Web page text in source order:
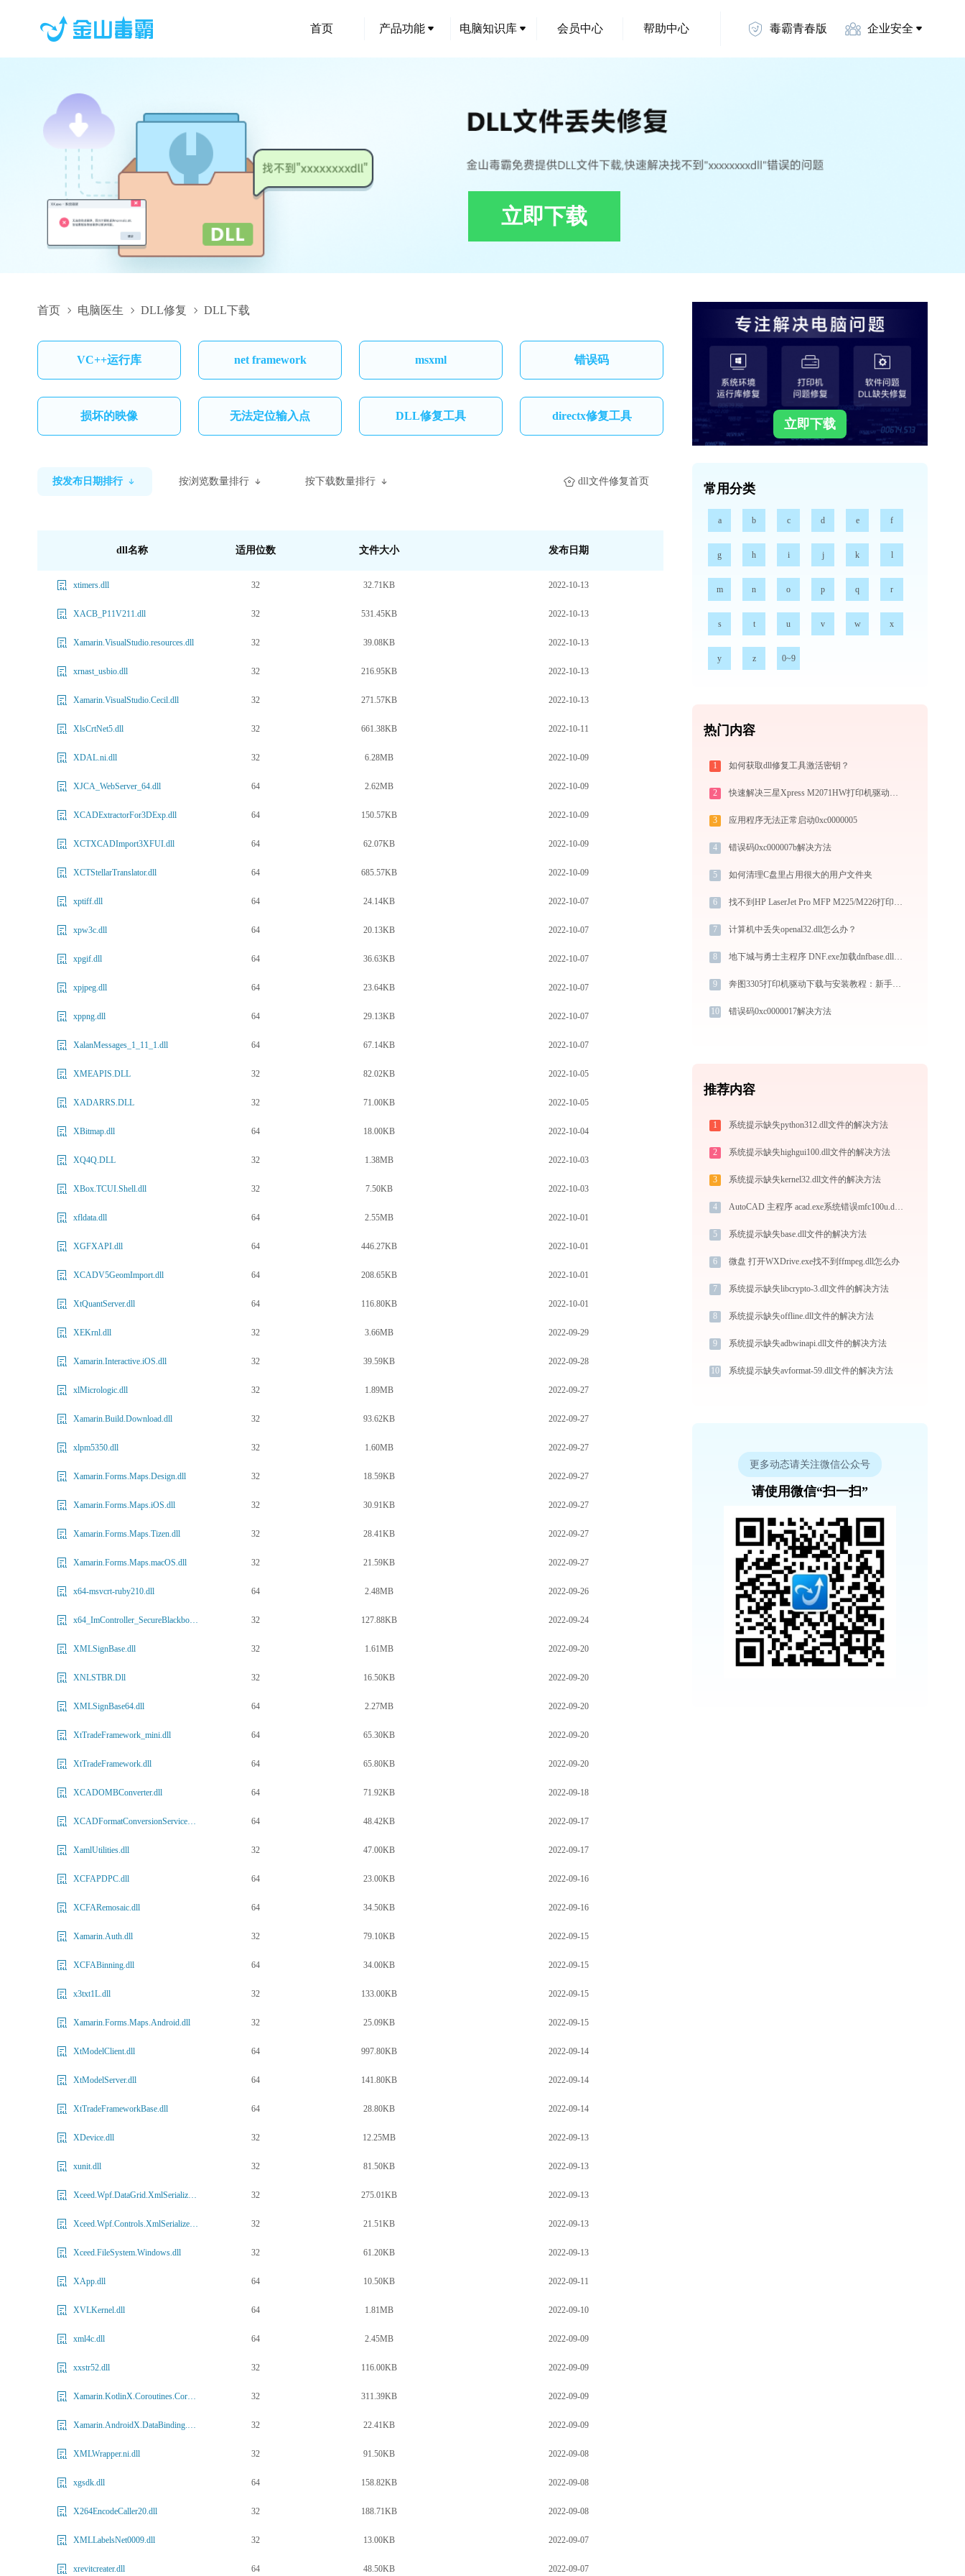
首页 产品功能 电脑知识库 会员中心 帮助中心 毒霸青春版 企业安全
立即下载
首页 电脑医生 DLL修复 DLL下载
VC++运行库 net framework msxml 错误码
损坏的映像 无法定位输入点 DLL修复工具 directx修复工具
按发布日期排行 按浏览数量排行 按下载数量排行 dll文件修复首页
dll名称 适用位数 文件大小 发布日期
xtimers.dll 32 32.71KB 2022-10-13
XACB_P11V211.dll 32 531.45KB 2022-10-13
Xamarin.VisualStudio.resources.dll 32 39.08KB 2022-10-13
xrnast_usbio.dll 32 216.95KB 2022-10-13
Xamarin.VisualStudio.Cecil.dll 32 271.57KB 2022-10-13
XlsCrtNet5.dll 32 661.38KB 2022-10-11
XDAL.ni.dll 32 6.28MB 2022-10-09
XJCA_WebServer_64.dll 64 2.62MB 2022-10-09
XCADExtractorFor3DExp.dll 64 150.57KB 2022-10-09
XCTXCADImport3XFUI.dll 64 62.07KB 2022-10-09
XCTStellarTranslator.dll 64 685.57KB 2022-10-09
xptiff.dll 64 24.14KB 2022-10-07
xpw3c.dll 64 20.13KB 2022-10-07
xpgif.dll 64 36.63KB 2022-10-07
xpjpeg.dll 64 23.64KB 2022-10-07
xppng.dll 64 29.13KB 2022-10-07
XalanMessages_1_11_1.dll 64 67.14KB 2022-10-07
XMEAPIS.DLL 32 82.02KB 2022-10-05
XADARRS.DLL 32 71.00KB 2022-10-05
XBitmap.dll 64 18.00KB 2022-10-04
XQ4Q.DLL 32 1.38MB 2022-10-03
XBox.TCUI.Shell.dll 32 7.50KB 2022-10-03
xfldata.dll 64 2.55MB 2022-10-01
XGFXAPI.dll 64 446.27KB 2022-10-01
XCADV5GeomImport.dll 64 208.65KB 2022-10-01
XtQuantServer.dll 64 116.80KB 2022-10-01
XEKrnl.dll 32 3.66MB 2022-09-29
Xamarin.Interactive.iOS.dll 32 39.59KB 2022-09-28
xlMicrologic.dll 32 1.89MB 2022-09-27
Xamarin.Build.Download.dll 32 93.62KB 2022-09-27
xlpm5350.dll 32 1.60MB 2022-09-27
Xamarin.Forms.Maps.Design.dll 32 18.59KB 2022-09-27
Xamarin.Forms.Maps.iOS.dll 32 30.91KB 2022-09-27
Xamarin.Forms.Maps.Tizen.dll 32 28.41KB 2022-09-27
Xamarin.Forms.Maps.macOS.dll 32 21.59KB 2022-09-27
x64-msvcrt-ruby210.dll 64 2.48MB 2022-09-26
x64_ImController_SecureBlackbox.SSLCommon_1.dll 32 127.88KB 2022-09-24
XMLSignBase.dll 32 1.61MB 2022-09-20
XNLSTBR.Dll 32 16.50KB 2022-09-20
XMLSignBase64.dll 64 2.27MB 2022-09-20
XtTradeFramework_mini.dll 64 65.30KB 2022-09-20
XtTradeFramework.dll 64 65.80KB 2022-09-20
XCADOMBConverter.dll 64 71.92KB 2022-09-18
XCADFormatConversionServices.dll 64 48.42KB 2022-09-17
XamlUtilities.dll 32 47.00KB 2022-09-17
XCFAPDPC.dll 64 23.00KB 2022-09-16
XCFARemosaic.dll 64 34.50KB 2022-09-16
Xamarin.Auth.dll 32 79.10KB 2022-09-15
XCFABinning.dll 64 34.00KB 2022-09-15
x3txt1L.dll 32 133.00KB 2022-09-15
Xamarin.Forms.Maps.Android.dll 32 25.09KB 2022-09-15
XtModelClient.dll 64 997.80KB 2022-09-14
XtModelServer.dll 64 141.80KB 2022-09-14
XtTradeFrameworkBase.dll 64 28.80KB 2022-09-14
XDevice.dll 32 12.25MB 2022-09-13
xunit.dll 32 81.50KB 2022-09-13
Xceed.Wpf.DataGrid.XmlSerializers.dll 32 275.01KB 2022-09-13
Xceed.Wpf.Controls.XmlSerializers.dll 32 21.51KB 2022-09-13
Xceed.FileSystem.Windows.dll 32 61.20KB 2022-09-13
XApp.dll 64 10.50KB 2022-09-11
XVLKernel.dll 64 1.81MB 2022-09-10
xml4c.dll 64 2.45MB 2022-09-09
xxstr52.dll 32 116.00KB 2022-09-09
Xamarin.KotlinX.Coroutines.Core.Jvm.dll 32 311.39KB 2022-09-09
Xamarin.AndroidX.DataBinding.ViewBinding.dll 32 22.41KB 2022-09-09
XMLWrapper.ni.dll 32 91.50KB 2022-09-08
xgsdk.dll 64 158.82KB 2022-09-08
X264EncodeCaller20.dll 32 188.71KB 2022-09-08
XMLLabelsNet0009.dll 32 13.00KB 2022-09-07
xrevitcreater.dll 64 48.50KB 2022-09-07
立即下载
常用分类
a b c d e f
g h i j k l
m n o p q r
s t u v w x
y z 0~9
热门内容
1 如何获取dll修复工具激活密钥？
2 快速解决三星Xpress M2071HW打印机驱动安装问题，这篇文章告诉你方法
3 应用程序无法正常启动0xc0000005
4 错误码0xc000007b解决方法
5 如何清理C盘里占用很大的用户文件夹
6 找不到HP LaserJet Pro MFP M225/M226打印机驱动？这篇全面下载安装指南帮到你
7 计算机中丢失openal32.dll怎么办？
8 地下城与勇士主程序 DNF.exe加载dnfbase.dll文件丢失处理办法
9 奔图3305打印机驱动下载与安装教程：新手也能轻松搞定
10 错误码0xc0000017解决方法
推荐内容
1 系统提示缺失python312.dll文件的解决方法
2 系统提示缺失highgui100.dll文件的解决方法
3 系统提示缺失kernel32.dll文件的解决方法
4 AutoCAD 主程序 acad.exe系统错误mfc100u.dll丢失如何解决
5 系统提示缺失base.dll文件的解决方法
6 微盘 打开WXDrive.exe找不到ffmpeg.dll怎么办
7 系统提示缺失libcrypto-3.dll文件的解决方法
8 系统提示缺失offline.dll文件的解决方法
9 系统提示缺失adbwinapi.dll文件的解决方法
10 系统提示缺失avformat-59.dll文件的解决方法
更多动态请关注微信公众号
请使用微信“扫一扫”